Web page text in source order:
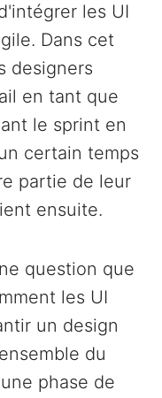
les UI
Dans cet
designers
en tant que
le sprint en
certain temps
partie de leur
ensuite.
question que
les UI
un design
du
phase de